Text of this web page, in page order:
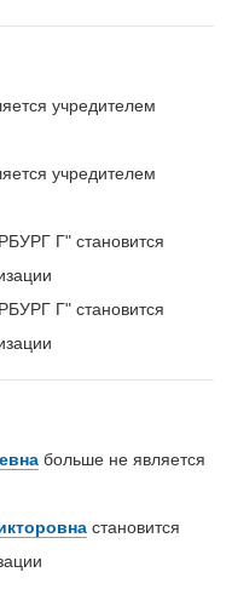
учредителем
учредителем
Г" становится
Г" становится
больше не является
становится